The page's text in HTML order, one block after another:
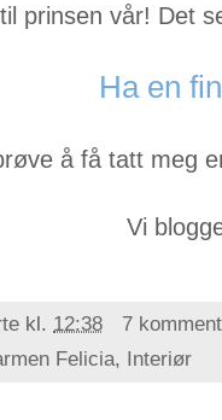
prinsen vår! Det
Ha en
å få tatt meg
Vi
kl. 12:38
7
Felicia, Interiør